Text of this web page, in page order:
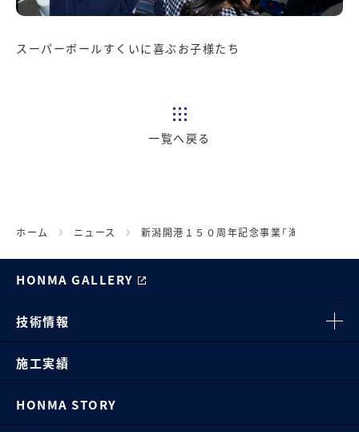
スーパーボールすくいに喜ぶお子様たち
一覧へ戻る
ホーム ニュース 新潟開港１５０周年記念事業「海フェスタに
HONMA GALLERY
技術情報
施工実績
HONMA STORY